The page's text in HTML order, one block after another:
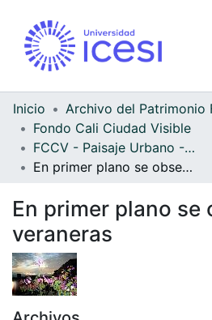
Inicio
Fondo Cali Ciudad Visible
FCCV - Paisaje Urbano - Patrimonial
En primer plano se observan veraneras
En primer plano se
veraneras